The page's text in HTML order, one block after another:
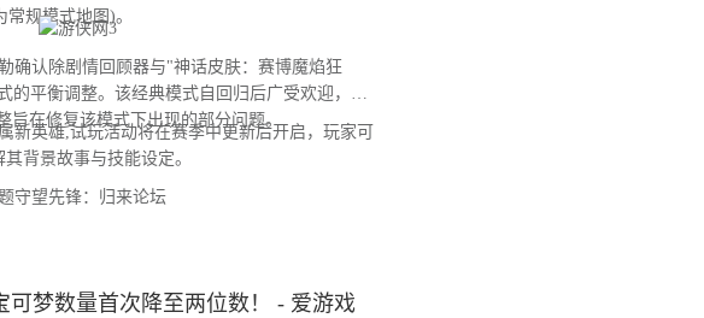
规模式地图)。
认除剧情回顾器与"神话皮肤：赛博魔焰狂
的平衡调整。该经典模式自回归后广受欢迎，日
旨在修复该模式下出现的部分问题。
英雄,试玩活动将在赛季中更新后开启，玩家可
背景故事与技能设定。
守望先锋：归来论坛
可梦数量首次降至两位数！ - 爱游戏